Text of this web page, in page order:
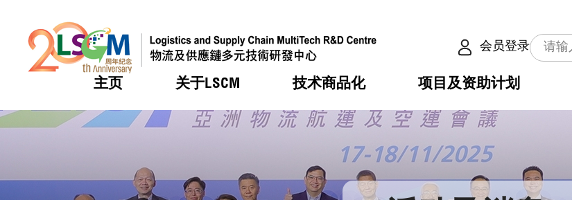
会员登录
主页 关于LSCM
热门 机构简介
组织架构
技术商品化
热门 服务
可获授权之技术
应用于公共服务之创新技术
项目及资助计划
热门 合作计划
资助计划
热门 活动
奖项
热门 会籍及服务
会员列表